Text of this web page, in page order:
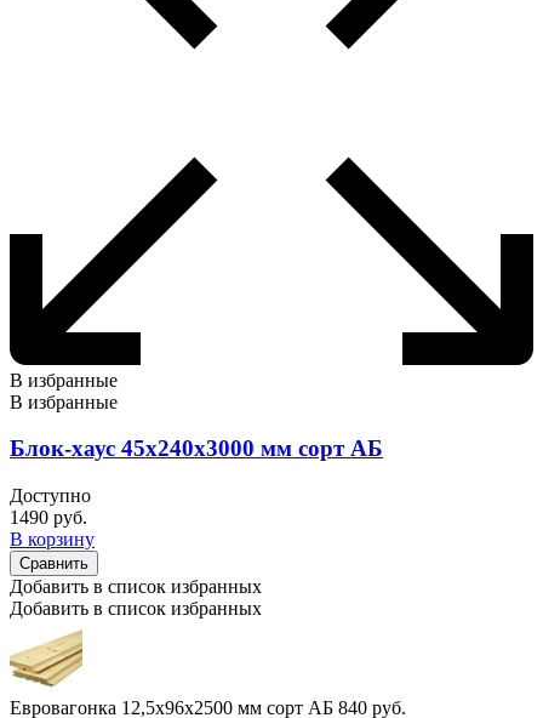
В избранные
В избранные
Блок-хаус 45х240х3000 мм сорт АБ
Доступно
1490 руб.
В корзину
Сравнить
Добавить в список избранных
Добавить в список избранных
Евровагонка 12,5х96х2500 мм сорт АБ 840 руб.